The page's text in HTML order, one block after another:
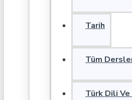
Tarih
Tüm
Türk Dili Ve